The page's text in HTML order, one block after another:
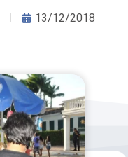
13/12/2018